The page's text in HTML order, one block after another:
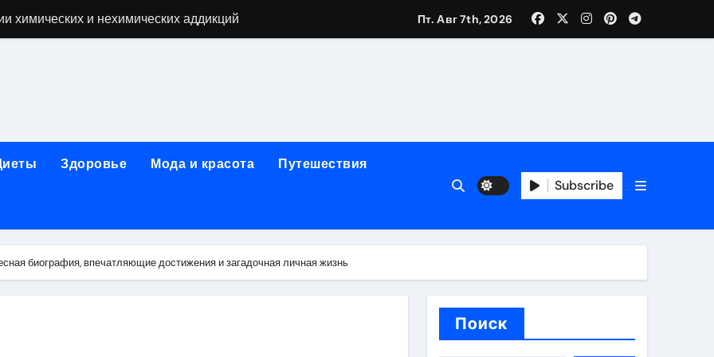
химических и нехимических аддикций
12 шагов, психотерапия, ресоциализация и оценка долгосрочных результатов при анонимном лечении
под ключ
крыла одного полёта
Пт. Авг 7th, 2026
Здоровье Мода и красота Путешествия
Subscribe
биография, впечатляющие достижения и загадочная личная жизнь
Поиск